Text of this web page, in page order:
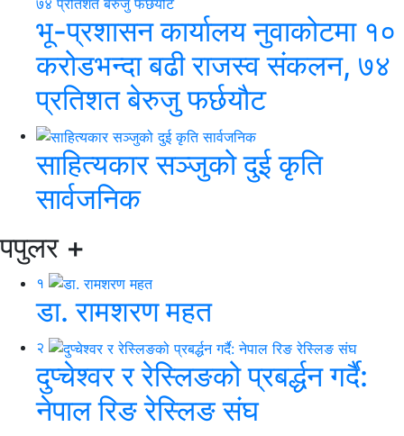
भू-प्रशासन कार्यालय नुवाकोटमा १०
करोडभन्दा बढी राजस्व संकलन, ७४
प्रतिशत बेरुजु फर्छयौट
साहित्यकार सञ्जुको दुई कृति
सार्वजनिक
पपुलर +
१
डा. रामशरण महत
२
दुप्चेश्वर र रेस्लिङको प्रबर्द्धन गर्दै:
नेपाल रिङ रेस्लिङ संघ